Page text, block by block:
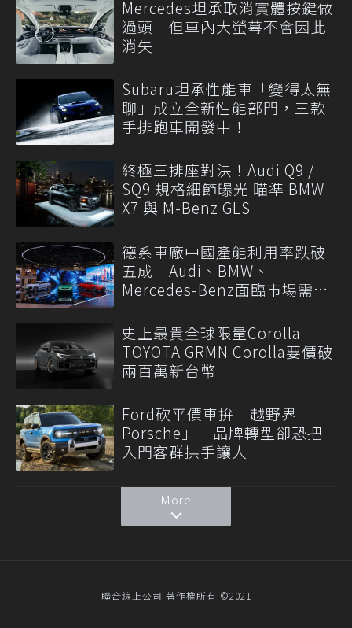
Mercedes坦承取消實體按鍵做
過頭 但車內大螢幕不會因此
消失
Subaru坦承性能車「變得太無
聊」成立全新性能部門，三款
手排跑車開發中！
終極三排座對決！Audi Q9 /
SQ9 規格細節曝光 瞄準 BMW
X7 與 M-Benz GLS
德系車廠中國產能利用率跌破
五成 Audi、BMW、
Mercedes-Benz面臨市場需求
史上最貴全球限量Corolla
TOYOTA GRMN Corolla要價破
兩百萬新台幣
Ford砍平價車拚「越野界
Porsche」 品牌轉型卻恐把
入門客群拱手讓人
More
聯合線上公司 著作權所有 ©2021